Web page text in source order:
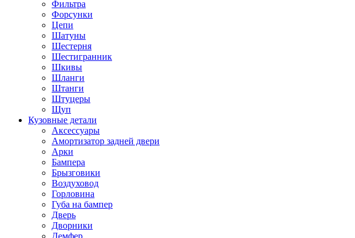
Фильтра
Форсунки
Цепи
Шатуны
Шестерня
Шестигранник
Шкивы
Шланги
Штанги
Штуцеры
Щуп
Кузовные детали
Аксессуары
Амортизатор задней двери
Арки
Бампера
Брызговики
Воздуховод
Горловина
Губа на бампер
Дверь
Дворники